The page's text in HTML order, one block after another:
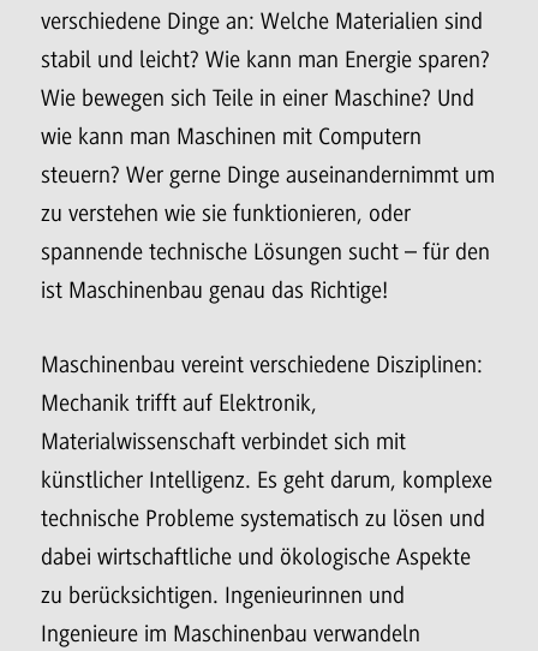
verschiedene Dinge an: Welche Materialien sind
stabil und leicht? Wie kann man Energie sparen?
Wie bewegen sich Teile in einer Maschine? Und
wie kann man Maschinen mit Computern
steuern? Wer gerne Dinge auseinandernimmt um
zu verstehen wie sie funktionieren, oder
spannende technische Lösungen sucht – für den
ist Maschinenbau genau das Richtige!
Maschinenbau vereint verschiedene Disziplinen:
Mechanik trifft auf Elektronik,
Materialwissenschaft verbindet sich mit
künstlicher Intelligenz. Es geht darum, komplexe
technische Probleme systematisch zu lösen und
dabei wirtschaftliche und ökologische Aspekte
zu berücksichtigen. Ingenieurinnen und
Ingenieure im Maschinenbau verwandeln